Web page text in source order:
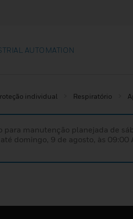
AUTOMATION
individual Respiratório
para manutenção planejada de
domingo, 9 de agosto, às